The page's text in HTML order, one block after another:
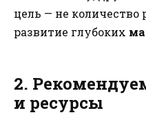
цель — не
развитие глубоких
2.
и ресурсы